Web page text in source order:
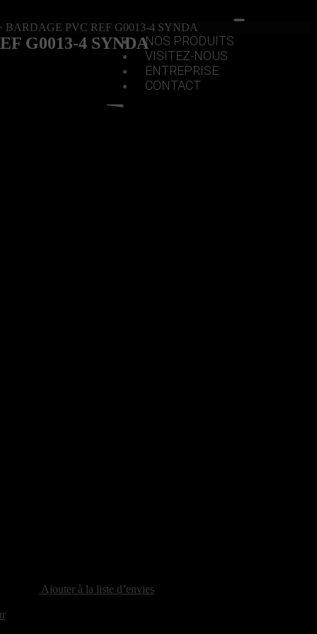
ACCUEIL
NOS PRODUITS
VISITEZ-NOUS
ENTREPRISE
CONTACT
BARDAGE PVC REF G0013-4 SYNDA
G0013-4 SYNDA
Ajouter à la liste d’envies